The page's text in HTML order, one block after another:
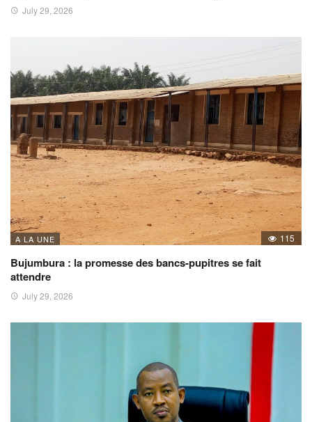
July 29, 2026
A LA UNE 115
Bujumbura : la promesse des bancs-pupitres se fait
attendre
July 29, 2026